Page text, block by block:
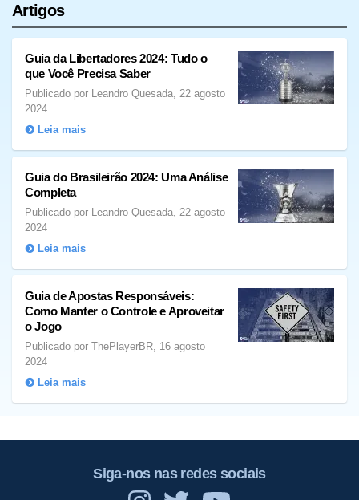
Artigos
Guia da Libertadores 2024: Tudo o
que Você Precisa Saber
Publicado por Leandro Quesada, 22 agosto
2024
Leia mais
Guia do Brasileirão 2024: Uma Análise
Completa
Publicado por Leandro Quesada, 22 agosto
2024
Leia mais
Guia de Apostas Responsáveis:
Como Manter o Controle e Aproveitar
o Jogo
Publicado por ThePlayerBR, 16 agosto
2024
Leia mais
Siga-nos nas redes sociais